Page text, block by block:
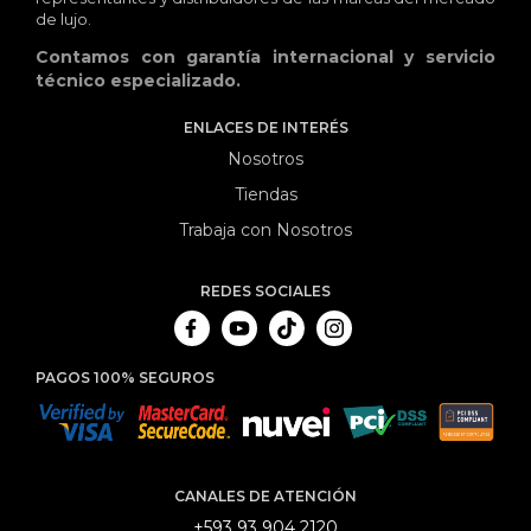
de lujo.
Contamos con garantía internacional y servicio
técnico especializado.
ENLACES DE INTERÉS
Nosotros
Tiendas
Trabaja con Nosotros
REDES SOCIALES
PAGOS 100% SEGUROS
CANALES DE ATENCIÓN